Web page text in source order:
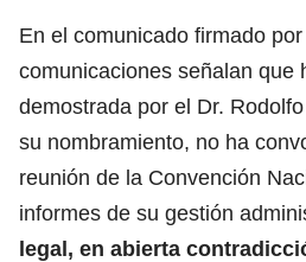
En el comunicado firmado
comunicaciones señalan que
demostrada por el Dr.
su nombramiento, no ha
reunión de la Convención
informes de su gestión
legal, en abierta